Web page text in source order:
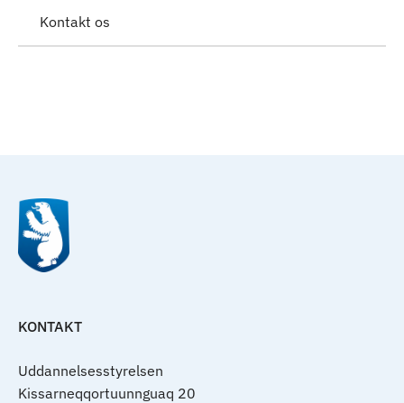
Kontakt os
KONTAKT
Uddannelsesstyrelsen
Kissarneqqortuunnguaq 20